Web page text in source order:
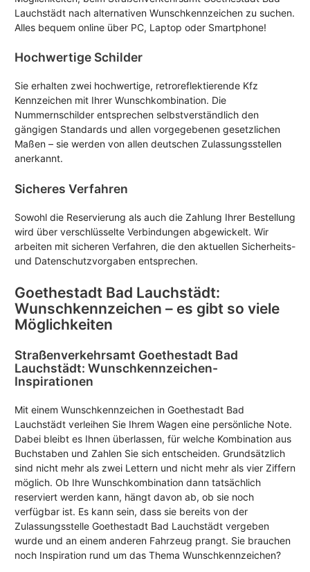
Lauchstädt nach alternativen Wunschkennzeichen zu suchen.
Alles bequem online über PC, Laptop oder Smartphone!
Hochwertige Schilder
Sie erhalten zwei hochwertige, retroreflektierende Kfz
Kennzeichen mit Ihrer Wunschkombination. Die
Nummernschilder entsprechen selbstverständlich den
gängigen Standards und allen vorgegebenen gesetzlichen
Maßen – sie werden von allen deutschen Zulassungsstellen
anerkannt.
Sicheres Verfahren
Sowohl die Reservierung als auch die Zahlung Ihrer Bestellung
wird über verschlüsselte Verbindungen abgewickelt. Wir
arbeiten mit sicheren Verfahren, die den aktuellen Sicherheits-
und Datenschutzvorgaben entsprechen.
Goethestadt Bad Lauchstädt:
Wunschkennzeichen – es gibt so viele
Möglichkeiten
Straßenverkehrsamt Goethestadt Bad
Lauchstädt: Wunschkennzeichen-
Inspirationen
Mit einem Wunschkennzeichen in Goethestadt Bad
Lauchstädt verleihen Sie Ihrem Wagen eine persönliche Note.
Dabei bleibt es Ihnen überlassen, für welche Kombination aus
Buchstaben und Zahlen Sie sich entscheiden. Grundsätzlich
sind nicht mehr als zwei Lettern und nicht mehr als vier Ziffern
möglich. Ob Ihre Wunschkombination dann tatsächlich
reserviert werden kann, hängt davon ab, ob sie noch
verfügbar ist. Es kann sein, dass sie bereits von der
Zulassungsstelle Goethestadt Bad Lauchstädt vergeben
wurde und an einem anderen Fahrzeug prangt. Sie brauchen
noch Inspiration rund um das Thema Wunschkennzeichen?